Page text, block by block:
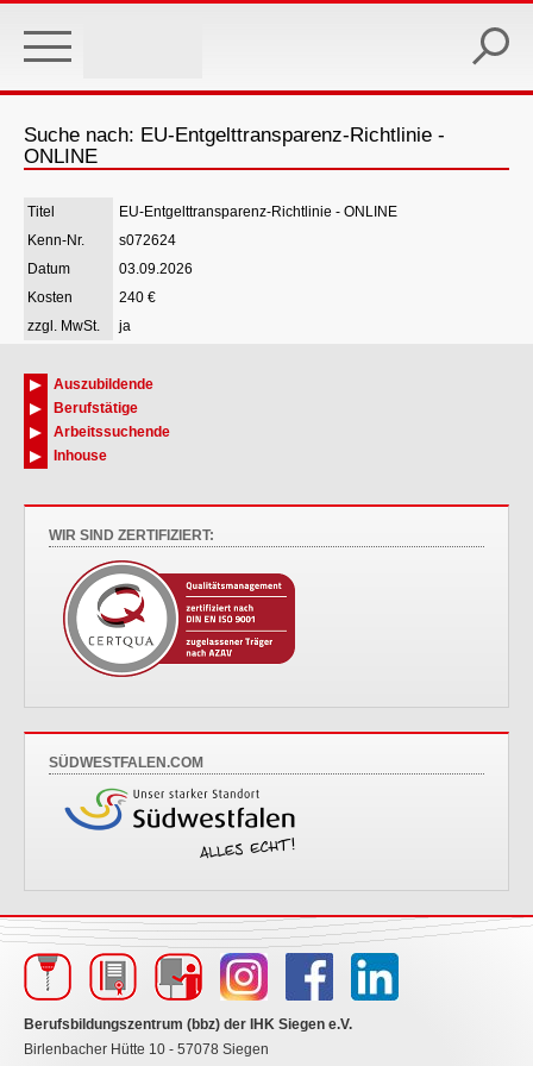
main
Suche nach: EU-Entgelttransparenz-Richtlinie -
ONLINE
EU-Entgelttransparenz-Richtlinie - ONLINE
s072624
03.09.2026
240 €
ja
Auszubildende
Berufstätige
Arbeitssuchende
Inhouse
WIR SIND ZERTIFIZIERT:
SÜDWESTFALEN.COM
Berufsbildungszentrum (bbz) der IHK Siegen e.V.
Birlenbacher Hütte 10 - 57078 Siegen